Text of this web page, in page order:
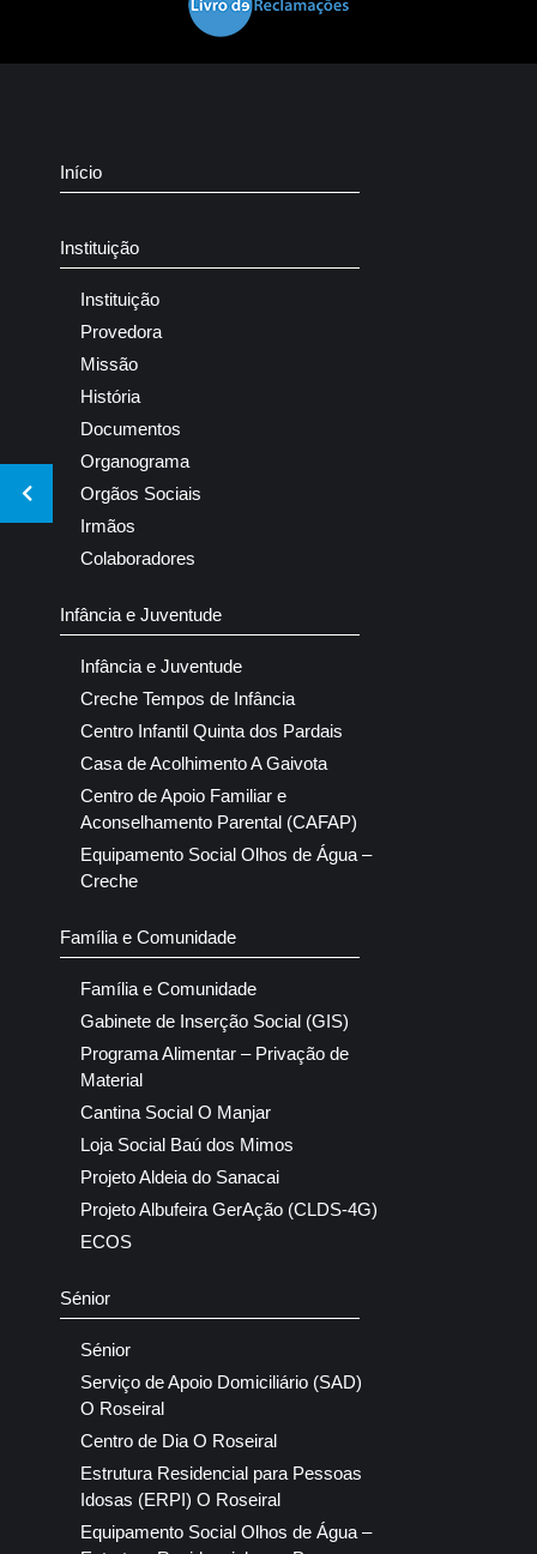
Início
Instituição
Instituição
Provedora
Missão
História
Documentos
Organograma
Orgãos Sociais
Irmãos
Colaboradores
Infância e Juventude
Infância e Juventude
Creche Tempos de Infância
Centro Infantil Quinta dos Pardais
Casa de Acolhimento A Gaivota
Centro de Apoio Familiar e
Aconselhamento Parental (CAFAP)
Equipamento Social Olhos de Água –
Creche
Família e Comunidade
Família e Comunidade
Gabinete de Inserção Social (GIS)
Programa Alimentar – Privação de
Material
Cantina Social O Manjar
Loja Social Baú dos Mimos
Projeto Aldeia do Sanacai
Projeto Albufeira GerAção (CLDS-4G)
ECOS
Sénior
Sénior
Serviço de Apoio Domiciliário (SAD)
O Roseiral
Centro de Dia O Roseiral
Estrutura Residencial para Pessoas
Idosas (ERPI) O Roseiral
Equipamento Social Olhos de Água –